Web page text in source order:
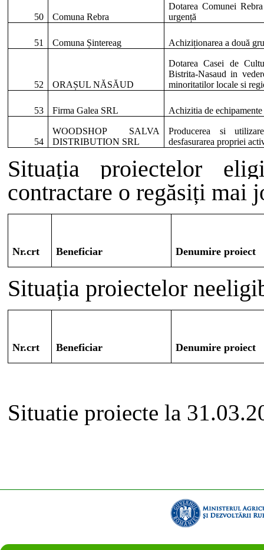
50 Comuna Rebra
Dotarea Comunei
urgență
51 Comuna Șintereag Achiziționarea a două
52 ORAȘUL NĂSĂUD
Dotarea Casei de
Bistrita-Nasaud in
minoritatilor locale si
53 Firma Galea SRL Achizitia de
54
WOODSHOP SALVA
DISTRIBUTION SRL
Producerea si
desfasurarea propriei
Situația proiectelor
contractare o regăsiți mai
Nr.crt Beneficiar Denumire proiect
Situația proiectelor
Nr.crt Beneficiar Denumire proiect
Situatie proiecte la